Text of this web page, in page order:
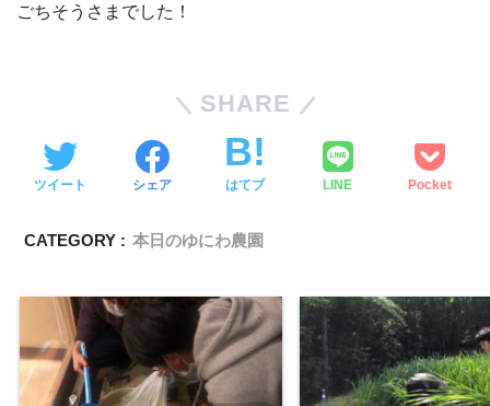
ごちそうさまでした！
SHARE
ツイート シェア はてブ LINE Pocket
CATEGORY : 本日のゆにわ農園